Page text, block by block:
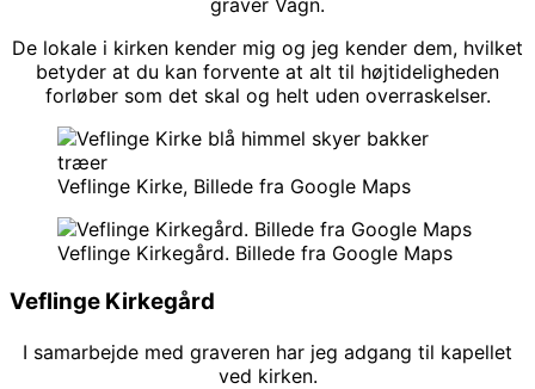
De lokale i kirken kender mig og jeg kender dem, hvilket
betyder at du kan forvente at alt til højtideligheden
forløber som det skal og helt uden overraskelser.
Veflinge Kirke, Billede fra Google Maps
Veflinge Kirkegård. Billede fra Google Maps
Veflinge Kirkegård
I samarbejde med graveren har jeg adgang til kapellet
ved kirken.